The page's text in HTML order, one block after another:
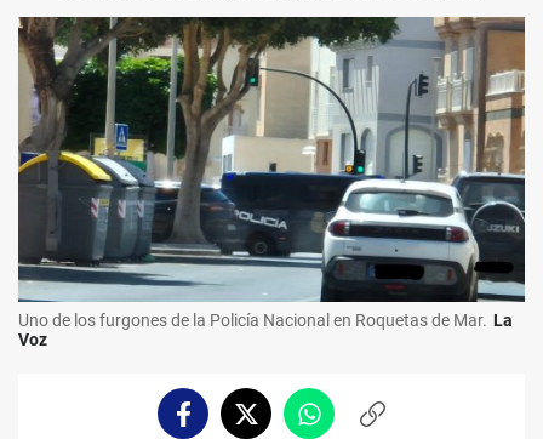
Uno de los furgones de la Policía Nacional en Roquetas de Mar. La
Voz
FacebookTwitterWhatsappCopiar